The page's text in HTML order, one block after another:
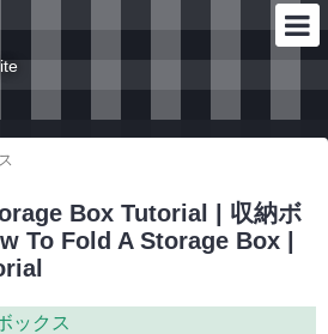
Box Tutorial | 収納ボ
To Fold A Storage Box |
ックス